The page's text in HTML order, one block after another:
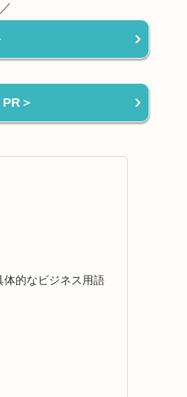
＞
体的なビジネス用語